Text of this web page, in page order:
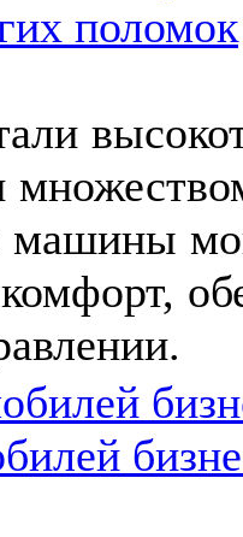
поломок